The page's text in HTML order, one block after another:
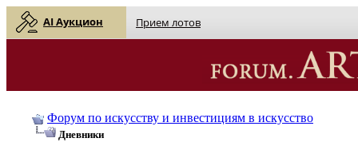
AI Аукцион Прием лотов
Форум по искусству и инвестициям в искусство
Дневники